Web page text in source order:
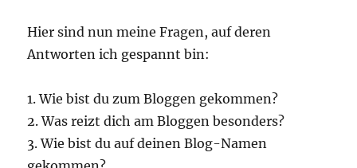
Hier sind nun meine Fragen, auf deren
Antworten ich gespannt bin:
1. Wie bist du zum Bloggen gekommen?
2. Was reizt dich am Bloggen besonders?
3. Wie bist du auf deinen Blog-Namen